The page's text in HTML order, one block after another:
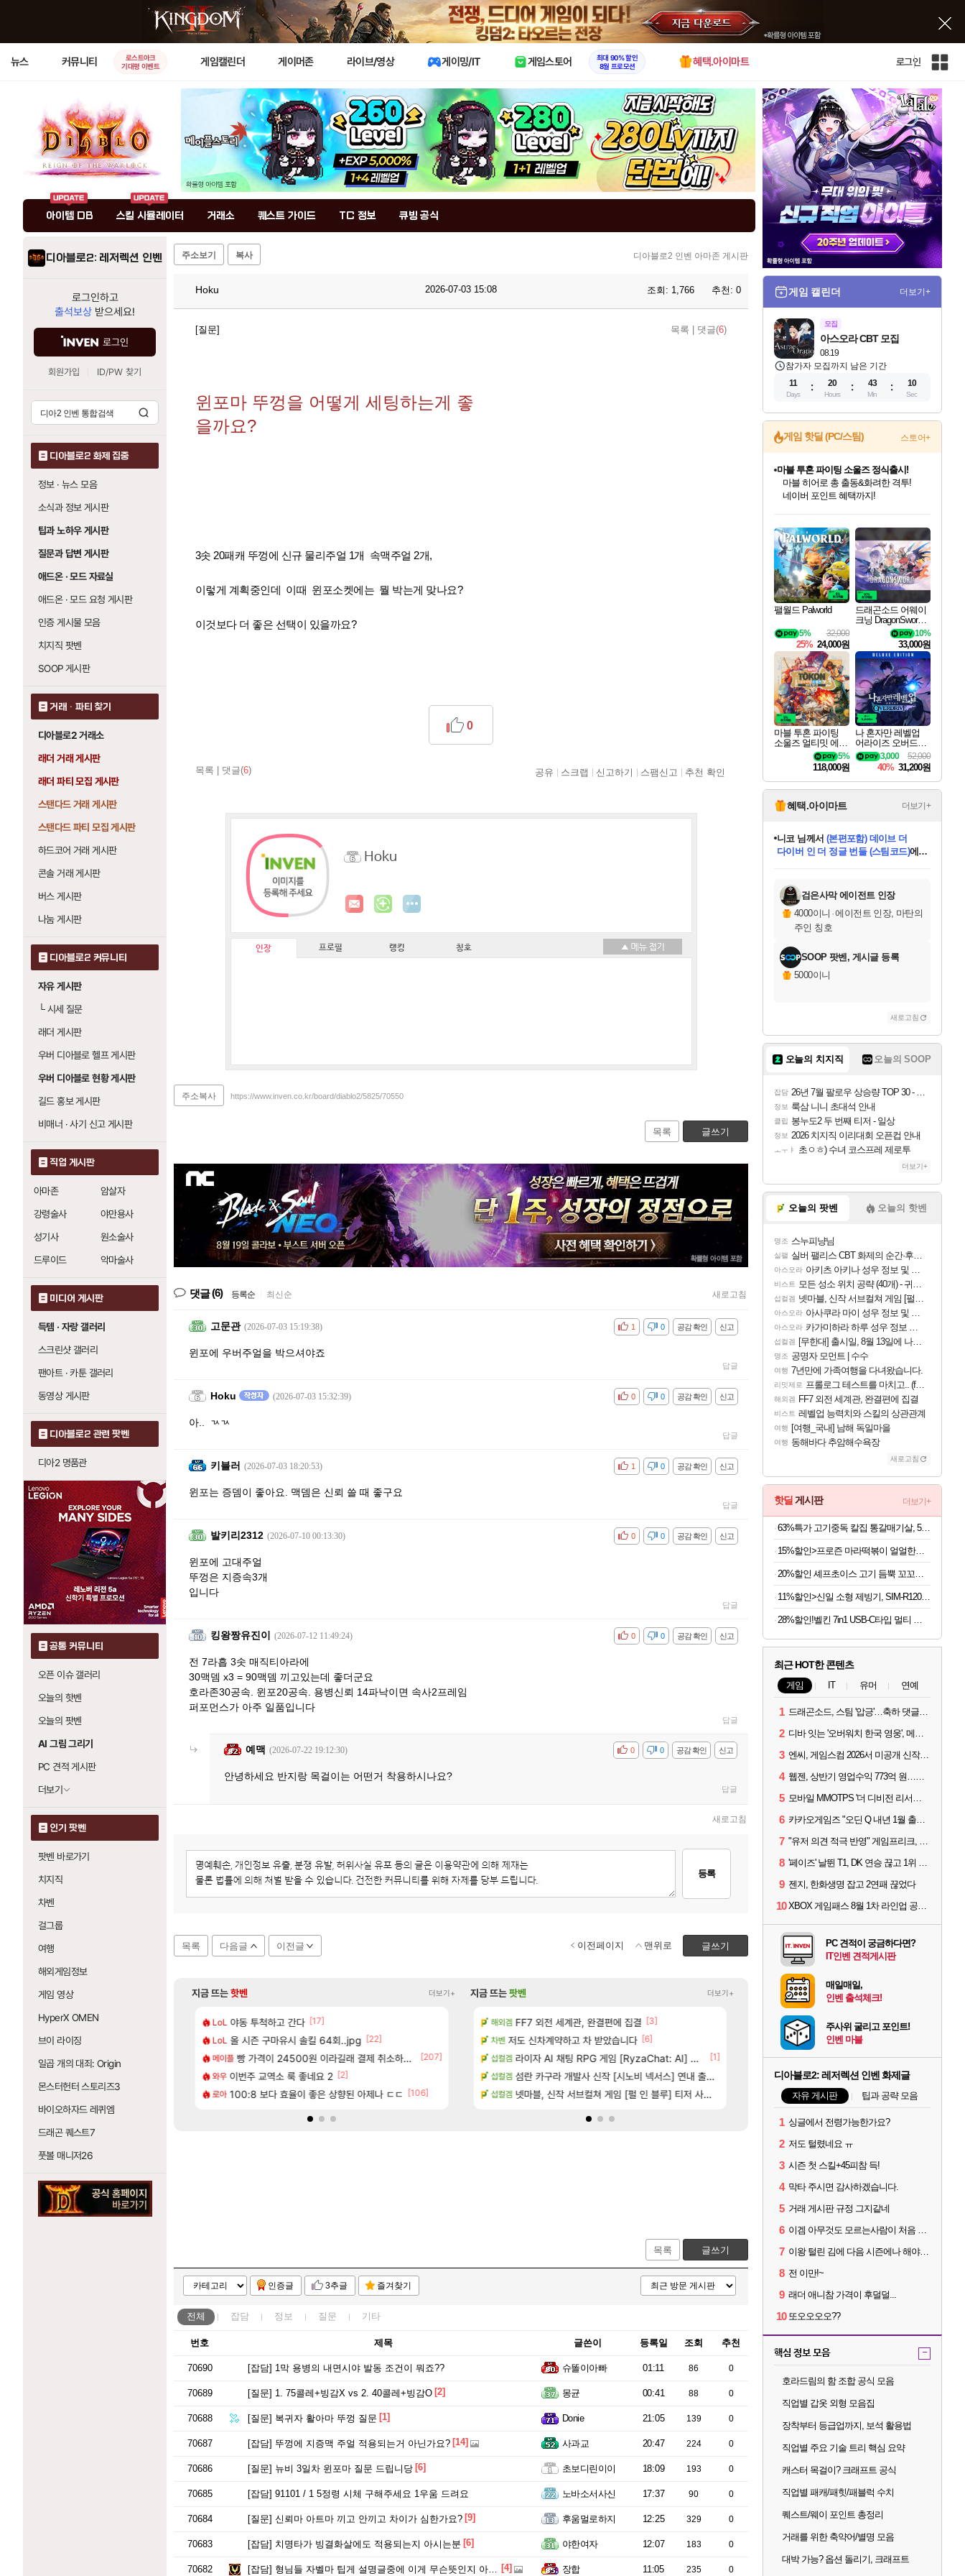
X
뉴스 커뮤니티
로스트아크
기대평 이벤트
게임캘린더 게이머존 라이브/영상 게이밍/IT 게임스토어
최대 90% 할인
8월 프로모션
혜택.아이마트 로그인
인
체
사
트
맵
아이템 DB 스킬 시뮬레이터 거래소 퀘스트 가이드 TC 정보 큐빙 공식
디아블로2: 레저렉션 인벤
로그인하고
출석보상 받으세요!
로그인
회원가입 ID/PW 찾기
디아블로2 화제 집중
정보 · 뉴스 모음
소식과 정보 게시판
팁과 노하우 게시판
질문과 답변 게시판
애드온 · 모드 자료실
애드온 · 모드 요청 게시판
인증 게시물 모음
치지직 팟벤
SOOP 게시판
거래 · 파티 찾기
디아블로2 거래소
래더 거래 게시판
래더 파티 모집 게시판
스탠다드 거래 게시판
스탠다드 파티 모집 게시판
하드코어 거래 게시판
콘솔 거래 게시판
버스 게시판
나눔 게시판
디아블로2 커뮤니티
자유 게시판
└시세 질문
래더 게시판
우버 디아블로 헬프 게시판
우버 디아블로 현황 게시판
길드 홍보 게시판
비매너 · 사기 신고 게시판
직업 게시판
아마존
암살자
강령술사
야만용사
성기사
원소술사
드루이드
악마술사
미디어 게시판
득템 · 자랑 갤러리
스크린샷 갤러리
팬아트 · 카툰 갤러리
동영상 게시판
디아블로2 관련 팟벤
디아2 명품관
공통 커뮤니티
오픈 이슈 갤러리
오늘의 핫벤
오늘의 팟벤
AI 그림 그리기
PC 견적 게시판
더보기
인기 팟벤
팟벤 바로가기
치지직
차벤
걸그룹
여행
해외게임정보
게임 영상
HyperX OMEN
브이 라이징
일곱 개의 대죄: Origin
몬스터헌터 스토리즈3
바이오하자드 레퀴엠
드래곤 퀘스트7
풋볼 매니저26
주소보기 복사 디아블로2 인벤 아마존 게시판
Hoku 2026-07-03 15:08 조회: 1,766 추천: 0
[질문] 목록 댓글(6)
윈포마 뚜껑을 어떻게 세팅하는게 좋
을까요?
3솟 20패캐 뚜껑에 신규 물리주얼 1개 속맥주얼 2개,
이렇게 계획중인데 이때 윈포소켓에는 뭘 박는게 맞나요?
이것보다 더 좋은 선택이 있을까요?
목록 댓글(6)
0
공유 스크랩 신고하기 스팸신고 추천 확인
Hoku
인장 프로필 랭킹 칭호
주소복사 https://www.inven.co.kr/board/diablo2/5825/70550
목록 글쓰기
댓글(6) 등록순 최신순 새로고침
고문관 (2026-07-03 15:19:38) 신고
공감 확인
비공감 0
1
윈포에 우버주얼을 박으셔야죠
답글
Hoku (2026-07-03 15:32:39) 신고
공감 확인
비공감 0
0
아.. ㄳㄳ
답글
키블러 (2026-07-03 18:20:53) 신고
공감 확인
비공감 0
1
윈포는 증뎀이 좋아요. 맥뎀은 신뢰 쓸 때 좋구요
답글
발키리2312 (2026-07-10 00:13:30) 신고
공감 확인
비공감 0
0
윈포에 고대주얼
뚜껑은 지증속3개
입니다
답글
킹왕짱유진이 (2026-07-12 11:49:24) 신고
공감 확인
비공감 0
0
전 7라흡 3솟 매직티아라에
30맥뎀 x3 = 90맥뎀 끼고있는데 좋더군요
호라존30공속. 윈포20공속. 용병신뢰 14파낙이면 속사2프레임
퍼포먼스가 아주 일품입니다
답글
예맥 (2026-07-22 19:12:30) 신고
공감 확인
비공감 0
0
안녕하세요 반지랑 목걸이는 어떤거 착용하시나요?
답글
새로고침
등록
목록 다음글 이전글 글쓰기
이전페이지 맨위로
지금 뜨는핫벤 더보기+
온거 10추 하니 올리자
먹튀 ㄷㄷ.. [65]
인 40%글 존나 긁히네 씨발
본 시점 민심 췤 [82]
LoL 야동 투척하고 간다 [17]
LoL 올 시즌 구마유시 솔킬 64회..jpg [22]
메이플 빵 가격이 24500원 이라길래 결제 취소하고 나왔다
[207]
와우 이번주 교역소 룩 좋네요 2 [2]
로아 100:8 보다 효율이 좋은 상향된 아제나 ㄷㄷ [106]
리니지 클래식 아스테어 현재상황 악덕작업장몰락
메이플 빵값 문의 후기 [87]
메이플 챌린저#77777 저격했습니다! [103]
LoL 페이즈 감상평 [2]
로아 벨가르딘 나이트메어 TOP 10 직업별 분포 [125]
보상 공지 나온거 10추 하니 올리자 [83]
부산 헌혈 먹튀 ㄷㄷ.. [65]
메이플 신호등 2인 40%글 존나 긁히네 씨발 [207]
검은사막 장비 올환 이후 약 7개월
[13]
벨가르딘 맛본 시점 민심 췤 [82]
지금 뜨는팟벤 더보기+
길찾기/지도 공략 (1 ~ 12장)
2판 ‘몬헌 와일즈’, 30~40fps 목표 추정
만화 | 야간 보초는 너무 힘들어
저 보내서 기습하는 법
비스트 비스트 오브 리인카네이션 정보/공략글 모음
리싱크드 리싱크드 1.06 패치노트 (8/5)
여행 동해바다 추암해수욕장
여행 국내에도 이쁜곳이 많은것 같습니다
애니클립 혹시 이 만화 아시는 분 계신가요 [3]
해외겜 FF7 외전 세계관, 완결편에 집결 [3]
차벤 저도 신차계약하고 차 받았습니다 [6]
섭컬겜 라이자 AI 채팅 RPG 게임 [RyzaChat: AI] 공개
[1]
섭컬겜 섬란 카구라 개발사 신작 [시노비 넥서스] 연내 출시 예정
섭컬겜 넷마블, 신작 서브컬쳐 게임 [펄 인 블루] 티저 사이트 오픈
챕터별 길찾기/지도 공략 (1 ~ 12장)
스위치2판 ‘몬헌 와일즈’, 30~40fps 목표 추
아주프로 4컷 만화 | 야간 보초는 너무 힘들어
7년만에 가족여행을 다녀왔습니다.
쿠를 먼저 보내서 기습하는 법
목록 글쓰기
인증글 3추글 즐겨찾기
전체 잡담 정보 질문 기타
번호 제목 글쓴이 등록일 조회 추천
70690 [잡담] 1막 용병의 내면시야 발동 조건이 뭐죠?? 슈똘이아빠 01:11 86 0
70689 [질문] 1. 75콜레+빙감X vs 2. 40콜레+빙감O [2] 몽균 00:41 88 0
70688 [질문] 복귀자 활아마 뚜껑 질문 [1] Donie 21:05 139 0
70687 [잡담] 뚜껑에 지증맥 주얼 적용되는거 아닌가요? [14] 사과교 20:47 224 0
70686 [질문] 뉴비 3일차 윈포마 질문 드립니당 [6] 초보디린이이 18:09 193 0
70685 [잡담] 91101 / 1 5정령 시체 구해주세요 1우움 드려요 노바소서사신 17:37 90 0
70684 [질문] 신뢰마 아트마 끼고 안끼고 차이가 심한가요? [9] 후움멀로하지 12:25 329 0
70683 [잡담] 치명타가 빙결화살에도 적용되는지 아시는분 [6] 야한여자 12:07 183 0
70682 [잡담] 형님들 자벨마 팁게 설명글중에 이게 무슨뜻인지 아시는분 계십니까? [4] 장합 11:05 235 0
게임 캘린더 더보기+
모집
08.19
아스오라 CBT 모집
참가자 모집까지 남은 기간
11
Days
20
Hours
43
Min
08
Sec
게임 핫딜 (PC/스팀) 스토어+
최대 90% 할인가를 만나보세요!
네이버혜택과 함께 만나보세요!
50%할인&추가 적립까지!
마블 투혼 파이팅 소울즈 정식출시!
마블 히어로 총 출동&화려한 격투!
네이버 포인트 혜택까지!
이니&베니 혜택까지!
네이버 혜택가와 함께 예약하세요!
할인&네이버혜택으로 만나보세요!
네이버페이 혜택과 만나보세요!
40주년 프로모션으로 만나보세요!
할인가에 만나보세요!
일부 에디션 상시 할인!
혜택으로 예약 판매 중
편안하게 충전하세요
팰월드 Palworld
32,000
5%
25% 24,000원
드래곤소드 어웨이
크닝 DragonSword A
10%
33,000원
마블 투혼 파이팅
소울즈 얼티밋 에디
션 MARVEL Tokon
Fighting Souls Ultima
5%
118,000원
나 혼자만 레벨업
어라이즈 오버드라
이브 디럭스 에디션
Solo Leveling Arise
Overdrive Deluxe Edi
tion
52,000
3,000
40% 31,200원
혜택.아이마트 더보기+
교환.
당첨되셨습니다.
니코님께서 (본편포함) 데이브 더
다이버 인 더 정글 번들 (스팀코드)에
당첨되셨습니다.
당첨되셨습니다.
당첨되셨습니다.
당첨되셨습니다.
당첨되셨습니다.
에디션 (스팀코드)를 교환.
당첨되셨습니다.
검은사막 에이전트 인장
4000이니 ·에이전트 인장, 마탄의
주인 칭호
SOOP 팟벤, 게시글 등록
5000이니
새로고침
오늘의 치지직 오늘의 SOOP
잡담 26년 7월 팔로우 상승량 TOP 30 - 월간 치지직
정보 룩삼 니니 초대석 안내
클립 봉누도2 두 번째 티저 - 일상
정보 2026 치지직 이리대회 오픈컵 안내
ㅗㅜㅑ 초ㅇㅎ) 수녀 코스프레 제로투
더보기+
오늘의 팟벤 오늘의 핫벤
명조 스누피냥님
실팰 실버 팰리스 CBT 화제의 순간·후기 모음
아스오라 아키츠 아키나 성우 정보 및 주요 필모
비스트 모든 성소 위치 공략 (40개) - 귀환한 영혼 도전과제
섭컬겜 넷마블, 신작 서브컬쳐 게임 [펄 인 블루] 티저 사이트 오픈
아스오라 아사쿠라 마이 성우 정보 및 주요 필모
아스오라 카가미하라 하루 성우 정보 및 주요 필모
섭컬겜 [무한대] 출시일, 8월 13일에 나오나
명조 공명자 모먼트 | 수수
여행 7년만에 가족여행을 다녀왔습니다.
리밋제로 프롤로그 테스트를 마치고.. (feat. 리아)
해외겜 FF7 외전 세계관, 완결편에 집결
비스트 레벨업 능력치와 스킬의 상관관계
여행 [여행_국내] 남해 독일마을
여행 동해바다 추암해수욕장
새로고침
핫딜 게시판 더보기+
63%특가 고기중독 칼집 통갈매기살, 500g, 2팩
15%할인>프로즌 마라떡볶이 얼얼한맛, 440g, 2개
11%할인>신일 소형 제빙기, SIM-R120BH, 본품만
28%할인!벨킨 7in1 USB-C타입 멀티 허브 AVC009 맥북 에어 프로 M5 갤럭시북6 아이패드 윈도우 노트북 호환
최근 HOT한 콘텐츠
게임 IT 유머 연예
1 드래곤소드, 스팀 '압긍'…축하 댓글 달고 게임 코드 받자!
2 디바 잇는 '오버워치 한국 영웅', 메카 파일럿 디몬 나온다
3 엔씨, 게임스컴 2026서 미공개 신작 최초 공개
4 웹젠, 상반기 영업수익 773억 원…순이익 89% 증가
5 모바일 MMOTPS '더 디비전 리서전스', 6일 스팀에도 출시
6 카카오게임즈 "오딘 Q 내년 1월 출시, 연기는 없다"
7 "유저 의견 적극 반영" 게임프리크, 비스트 오브 리인카네이션 개선 나선다
8 '페이즈' 날뛴 T1, DK 연승 끊고 1위 지켜
9 젠지, 한화생명 잡고 2연패 끊었다
10 XBOX 게임패스 8월 1차 라인업 공개... '비스트 오브 리인카네이션' 즉시 합류
PC 견적이 궁금하다면?
IT인벤 견적게시판
매일매일,
인벤 출석체크!
주사위 굴리고 포인트!
인벤 마블
디아블로2: 레저렉션 인벤 화제글
자유 게시판 팁과 공략 모음
1 싱글에서 전령가능한가요?
2 저도 털렸네요 ㅠ
3 시즌 첫 스킬+45피참 득!
4 막타 주시면 감사하겠습니다.
5 거래 게시판 규정 그지같네
6 이겜 아무것도 모르는사람이 처음 시작하기 괜찮나요?
7 이왕 털린 김에 다음 시즌에나 해야겠네요
8 전 이만!~
9 래더 애니참 가격이 후덜덜...
10 또오오오오??
핵심 정보 모음 -
호라드림의 함 조합 공식 모음
직업별 갑옷 외형 모음집
장착부터 등급업까지, 보석 활용법
직업별 주요 기술 트리 핵심 요약
캐스터 목걸이? 크래프트 공식
직업별 패캐/패힛/패블럭 수치
퀘스트/웨이 포인트 총정리
거래를 위한 축약어/별명 모음
대박 가능? 옵션 돌리기, 크래프트